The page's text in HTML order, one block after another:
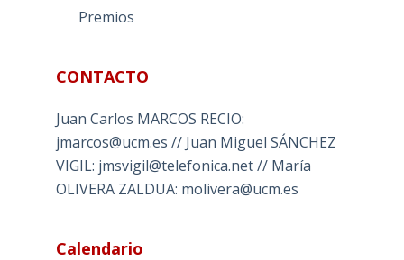
Premios
CONTACTO
Juan Carlos MARCOS RECIO:
jmarcos@ucm.es // Juan Miguel SÁNCHEZ
VIGIL: jmsvigil@telefonica.net // María
OLIVERA ZALDUA: molivera@ucm.es
Calendario